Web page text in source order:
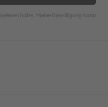
gelesen habe. Meine Einwilligung kann